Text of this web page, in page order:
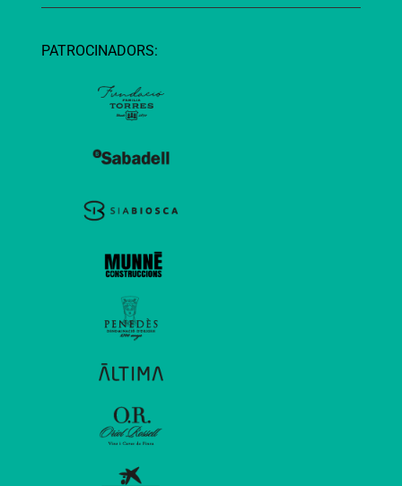
PATROCINADORS: